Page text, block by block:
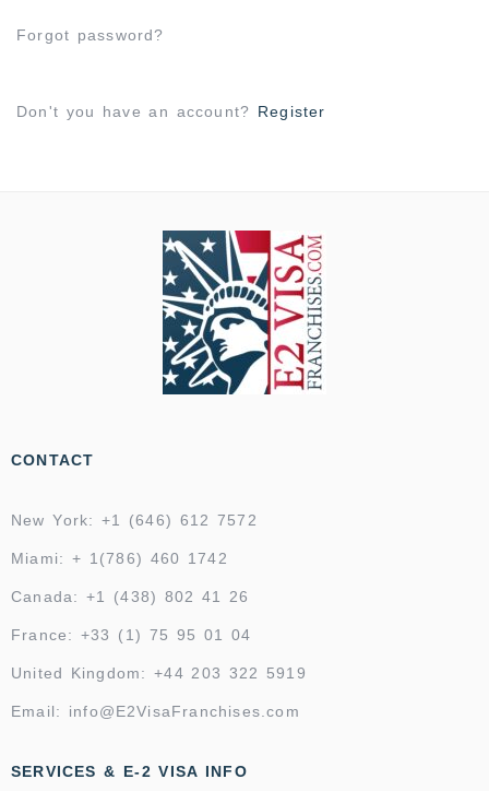
Forgot password?
Don't you have an account? Register
CONTACT
New York: +1 (646) 612 7572
Miami: + 1(786) 460 1742
Canada: +1 (438) 802 41 26
France: +33 (1) 75 95 01 04
United Kingdom: +44 203 322 5919
Email: info@E2VisaFranchises.com
SERVICES & E-2 VISA INFO